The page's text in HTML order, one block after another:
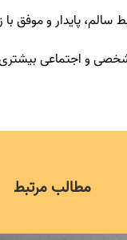
سالم، پایدار و موفق
و اجتماعی
مطالب مرتبط